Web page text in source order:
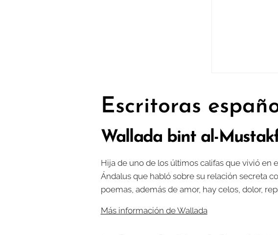
Escritoras
Wallada bint al-
Hija de uno de los últimos califas que vivió en
Ándalus que habló sobre su relación secreta
poemas, además de amor, hay celos, dolor,
Más información de Wallada